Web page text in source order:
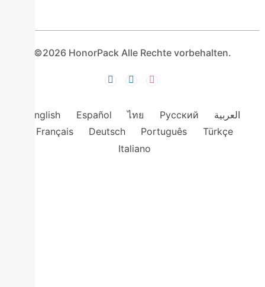
©2026 HonorPack Alle Rechte vorbehalten.
English Español ไทย Русский
العربية
Français
Deutsch Português
Türkçe
Italiano